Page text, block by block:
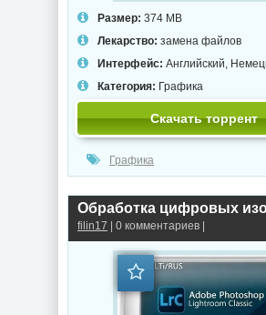
Размер: 374 MB
Лекарство: замена файлов
Интерфейс: Английский,
Категория: Графика
Скачать торрент
Графика
filin17 | 0 комментариев |